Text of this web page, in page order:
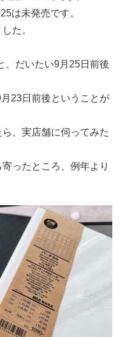
は未発売です。
た。
、だいたい9月25日前後
23日前後ということが
、実店舗に伺ってみた
ったところ、例年より